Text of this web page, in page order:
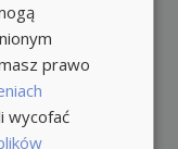
prawo
wycofać